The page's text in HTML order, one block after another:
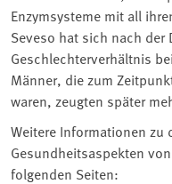
Enzymsysteme mit all
Seveso hat sich nach der
Geschlechterverhältnis
Männer, die zum
waren, zeugten später
Weitere Informationen zu
Gesundheitsaspekten
folgenden Seiten: